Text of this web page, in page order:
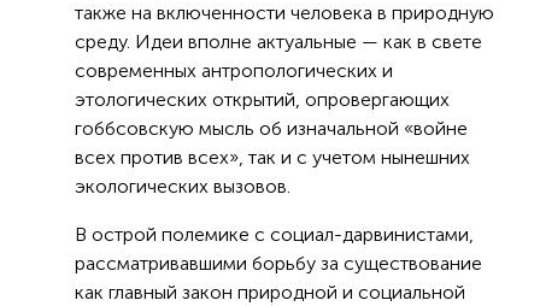
также на включенности человека в природную
среду. Идеи вполне актуальные — как в свете
современных антропологических и
этологических открытий, опровергающих
гоббсовскую мысль об изначальной «войне
всех против всех», так и с учетом нынешних
экологических вызовов.
В острой полемике с социал-дарвинистами,
рассматривавшими борьбу за существование
как главный закон природной и социальной